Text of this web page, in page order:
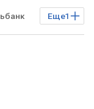
Еще1